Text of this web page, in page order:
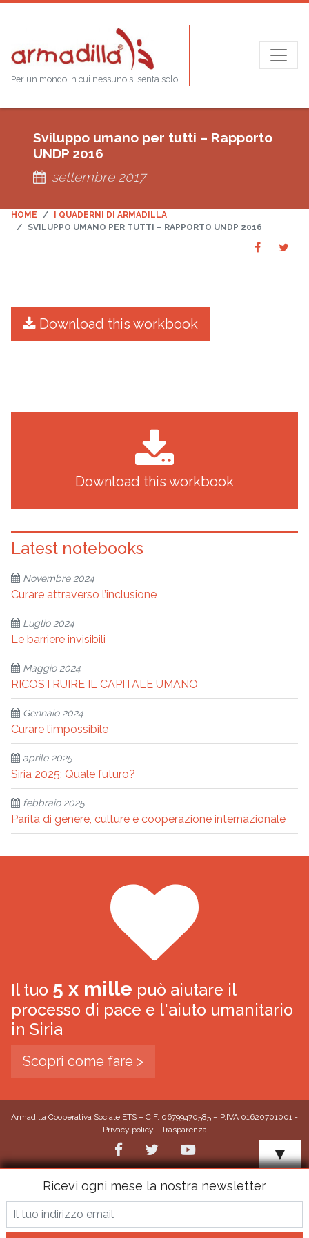
Per un mondo in cui nessuno si senta solo
Sviluppo umano per tutti – Rapporto
UNDP 2016
settembre 2017
HOME
I QUADERNI DI ARMADILLA
SVILUPPO UMANO PER TUTTI – RAPPORTO UNDP 2016
Share
on
on
Download this workbook
Download this workbook
Latest notebooks
Novembre 2024
Curare attraverso l’inclusione
Luglio 2024
Le barriere invisibili
Maggio 2024
RICOSTRUIRE IL CAPITALE UMANO
Gennaio 2024
Curare l’impossibile
aprile 2025
Siria 2025: Quale futuro?
febbraio 2025
Parità di genere, culture e cooperazione internazionale
Il tuo 5 x mille può aiutare il
processo di pace e l'aiuto umanitario
in Siria
Scopri come fare >
Armadilla Cooperativa Sociale ETS – C.F. 06799470585 – P.IVA 01620701001 -
Privacy policy - Trasparenza
▼
Ricevi ogni mese la nostra newsletter